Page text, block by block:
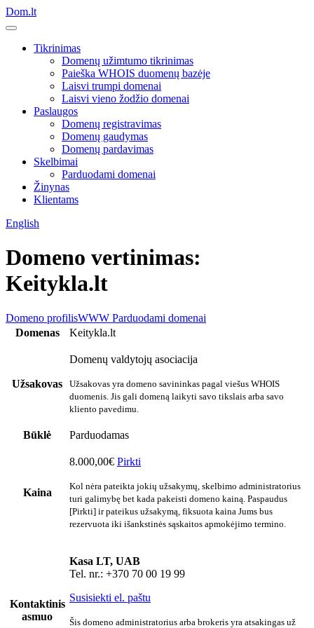
Dom.lt
Tikrinimas
Domenų užimtumo tikrinimas
Paieška WHOIS duomenų bazėje
Laisvi trumpi domenai
Laisvi vieno žodžio domenai
Paslaugos
Domenų registravimas
Domenų gaudymas
Domenų pardavimas
Skelbimai
Parduodami domenai
Žinynas
Klientams
English
Domeno vertinimas:
Keitykla.lt
Domeno profilisWWW Parduodami domenai
Domenas
Keitykla.lt
Užsakovas
Domenų valdytojų asociacija
Užsakovas yra domeno savininkas pagal viešus WHOIS
duomenis. Jis gali domeną laikyti savo tikslais arba savo
kliento pavedimu.
Būklė Parduodamas
Kaina
8.000,00€ Pirkti
Kol nėra pateikta jokių užsakymų, skelbimo administratorius
turi galimybę bet kada pakeisti domeno kainą. Paspaudus
[Pirkti] ir pateikus užsakymą, fiksuota kaina Jums bus
rezervuota iki išankstinės sąskaitos apmokėjimo termino.
Kontaktinis
asmuo
Kasa LT, UAB
Tel. nr.: +370 70 00 19 99
Susisiekti el. paštu
Šis domeno administratorius arba brokeris yra atsakingas už